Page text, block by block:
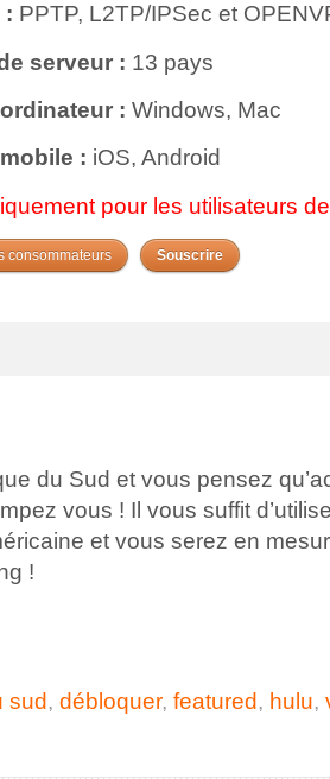
: PPTP, L2TP/IPSec et
serveur : 13 pays
: Windows, Mac
: iOS, Android
pour les utilisateurs
consommateurs Souscrire
du Sud et vous pensez
vous ! Il vous suffit
et vous serez en
!
sud, débloquer, featured, hulu,